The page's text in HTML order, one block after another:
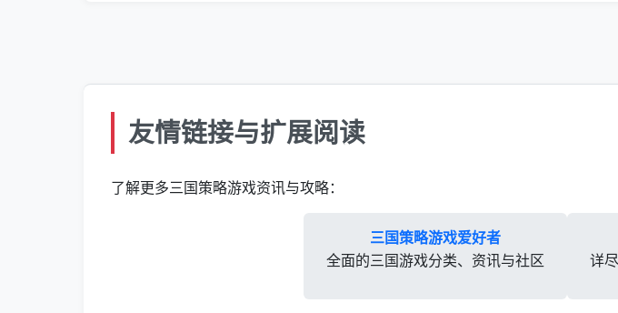
友情链接与扩展阅读
了解更多三国策略游戏资讯与攻略：
三国策略游戏爱好者
全面的三国游戏分类、资讯与社区
详